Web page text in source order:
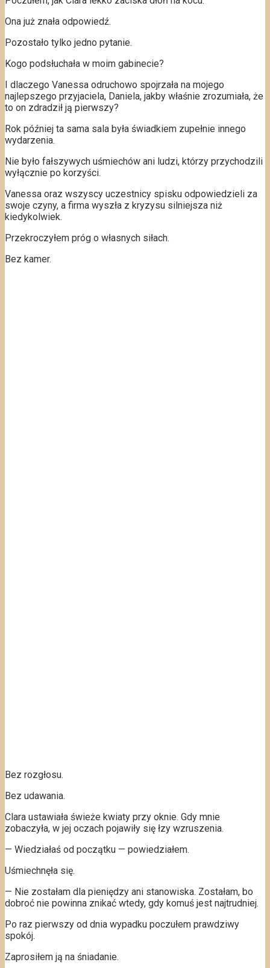
Ona już znała odpowiedź.
Pozostało tylko jedno pytanie.
Kogo podsłuchała w moim gabinecie?
I dlaczego Vanessa odruchowo spojrzała na mojego
najlepszego przyjaciela, Daniela, jakby właśnie zrozumiała, że
to on zdradził ją pierwszy?
Rok później ta sama sala była świadkiem zupełnie innego
wydarzenia.
Nie było fałszywych uśmiechów ani ludzi, którzy przychodzili
wyłącznie po korzyści.
Vanessa oraz wszyscy uczestnicy spisku odpowiedzieli za
swoje czyny, a firma wyszła z kryzysu silniejsza niż
kiedykolwiek.
Przekroczyłem próg o własnych siłach.
Bez kamer.
Bez rozgłosu.
Bez udawania.
Clara ustawiała świeże kwiaty przy oknie. Gdy mnie
zobaczyła, w jej oczach pojawiły się łzy wzruszenia.
— Wiedziałaś od początku — powiedziałem.
Uśmiechnęła się.
— Nie zostałam dla pieniędzy ani stanowiska. Zostałam, bo
dobroć nie powinna znikać wtedy, gdy komuś jest najtrudniej.
Po raz pierwszy od dnia wypadku poczułem prawdziwy
spokój.
Zaprosiłem ją na śniadanie.